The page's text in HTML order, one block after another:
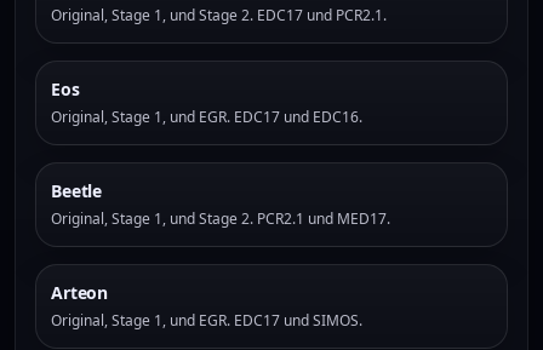
Original, Stage 1, und Stage 2. EDC17 und PCR2.1.
Eos
Original, Stage 1, und EGR. EDC17 und EDC16.
Beetle
Original, Stage 1, und Stage 2. PCR2.1 und MED17.
Arteon
Original, Stage 1, und EGR. EDC17 und SIMOS.